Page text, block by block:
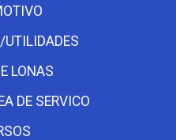
LONAS
DE SERVICO